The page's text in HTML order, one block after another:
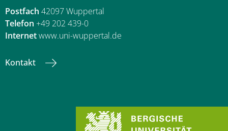
Postfach 42097 Wuppertal
Telefon +49 202 439-0
Internetwww.uni-wuppertal.de
Kontakt